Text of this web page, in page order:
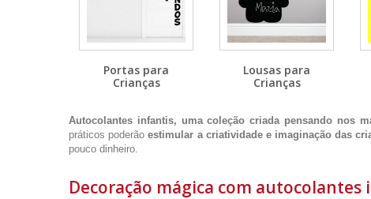
Portas para
Crianças
Lousas para
Crianças
Autocolantes infantis, uma coleção criada pensando nos
práticos poderãoestimular a criatividade e imaginação das
pouco dinheiro.
Decoração mágica com autocolantes